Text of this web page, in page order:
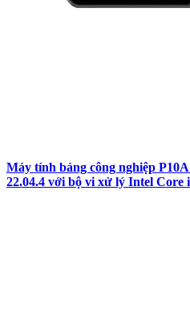
Máy tính bảng công nghiệp
22.04.4 với bộ vi xử lý Intel Core